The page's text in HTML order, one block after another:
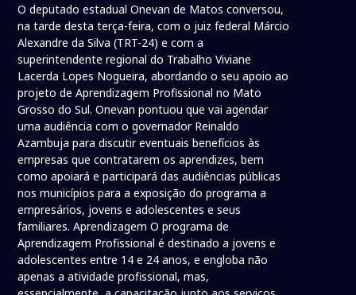
O deputado estadual Onevan de Matos conversou,
na tarde desta terça-feira, com o juiz federal Márcio
Alexandre da Silva (TRT-24) e com a
superintendente regional do Trabalho Viviane
Lacerda Lopes Nogueira, abordando o seu apoio ao
projeto de Aprendizagem Profissional no Mato
Grosso do Sul. Onevan pontuou que vai agendar
uma audiência com o governador Reinaldo
Azambuja para discutir eventuais benefícios às
empresas que contratarem os aprendizes, bem
como apoiará e participará das audiências públicas
nos municípios para a exposição do programa a
empresários, jovens e adolescentes e seus
familiares. Aprendizagem O programa de
Aprendizagem Profissional é destinado a jovens e
adolescentes entre 14 e 24 anos, e engloba não
apenas a atividade profissional, mas,